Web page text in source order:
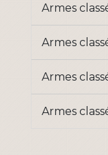
Armes
Armes
Armes
Armes